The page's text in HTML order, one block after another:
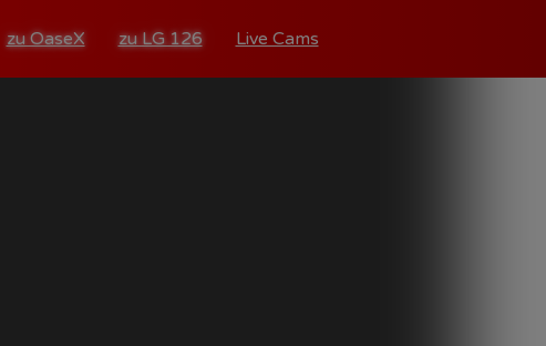
zu OaseX zu LG 126 Live Cams